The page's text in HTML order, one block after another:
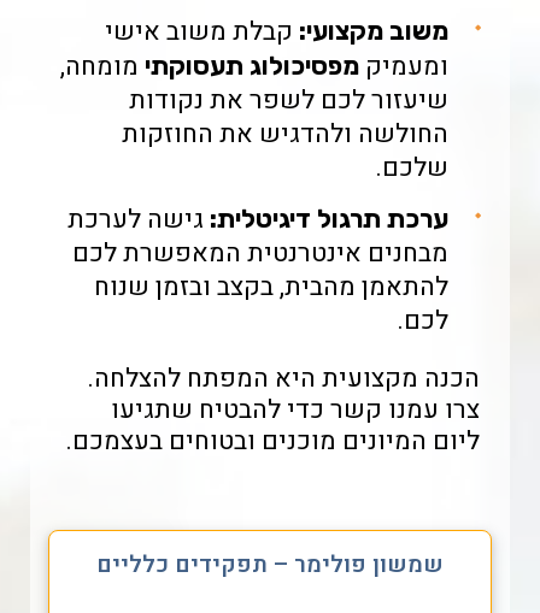
משוב מקצועי: קבלת משוב אישי
ומעמיק מפסיכולוג תעסוקתי מומחה,
שיעזור לכם לשפר את נקודות
החולשה ולהדגיש את החוזקות
שלכם.
ערכת תרגול דיגיטלית: גישה לערכת
מבחנים אינטרנטית המאפשרת לכם
להתאמן מהבית, בקצב ובזמן שנוח
לכם.
הכנה מקצועית היא המפתח להצלחה.
צרו עמנו קשר כדי להבטיח שתגיעו
ליום המיונים מוכנים ובטוחים בעצמכם.
שמשון פולימר – תפקידים כלליים